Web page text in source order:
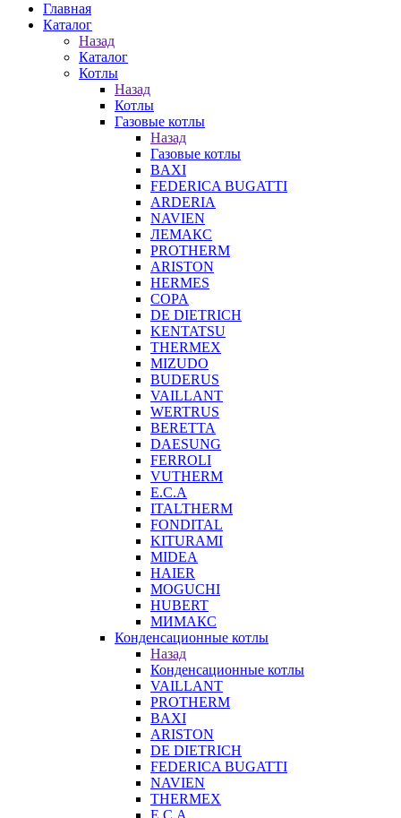
Главная
Каталог
Назад
Каталог
Котлы
Назад
Котлы
Газовые котлы
Назад
Газовые котлы
BAXI
FEDERICA BUGATTI
ARDERIA
NAVIEN
ЛЕМАКС
PROTHERM
ARISTON
HERMES
COPA
DE DIETRICH
KENTATSU
THERMEX
MIZUDO
BUDERUS
VAILLANT
WERTRUS
BERETTA
DAESUNG
FERROLI
VUTHERM
E.C.A
ITALTHERM
FONDITAL
KITURAMI
MIDEA
HAIER
MOGUCHI
HUBERT
МИМАКС
Конденсационные котлы
Назад
Конденсационные котлы
VAILLANT
PROTHERM
BAXI
ARISTON
DE DIETRICH
FEDERICA BUGATTI
NAVIEN
THERMEX
E.C.A